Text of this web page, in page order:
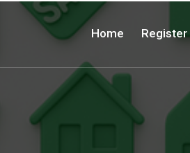
Home Register